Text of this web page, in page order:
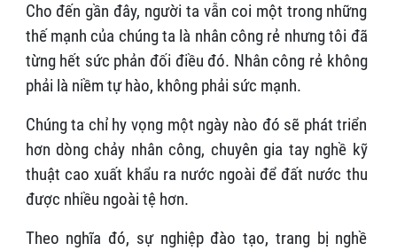
Cho đến gần đây, người ta vẫn coi một trong những
thế mạnh của chúng ta là nhân công rẻ nhưng tôi đã
từng hết sức phản đối điều đó. Nhân công rẻ không
phải là niềm tự hào, không phải sức mạnh.
Chúng ta chỉ hy vọng một ngày nào đó sẽ phát triển
hơn dòng chảy nhân công, chuyên gia tay nghề kỹ
thuật cao xuất khẩu ra nước ngoài để đất nước thu
được nhiều ngoài tệ hơn.
Theo nghĩa đó, sự nghiệp đào tạo, trang bị nghề